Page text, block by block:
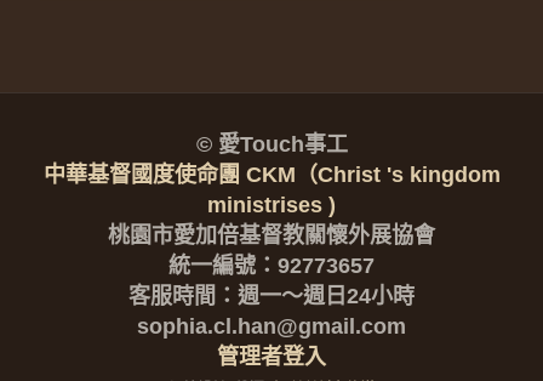
© 愛Touch事工
中華基督國度使命團 CKM（Christ 's kingdom
ministrises )
桃園市愛加倍基督教關懷外展協會
統一編號：92773657
客服時間：週一～週日24小時
sophia.cl.han@gmail.com
管理者登入